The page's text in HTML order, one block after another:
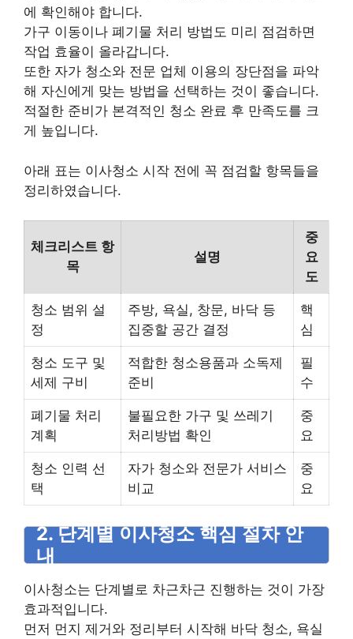
에 확인해야 합니다.
가구 이동이나 폐기물 처리 방법도 미리 점검하면
작업 효율이 올라갑니다.
또한 자가 청소와 전문 업체 이용의 장단점을 파악
해 자신에게 맞는 방법을 선택하는 것이 좋습니다.
적절한 준비가 본격적인 청소 완료 후 만족도를 크
게 높입니다.
아래 표는 이사청소 시작 전에 꼭 점검할 항목들을
정리하였습니다.
체크리스트 항
목
설명
중
요
도
청소 범위 설
정
주방, 욕실, 창문, 바닥 등
집중할 공간 결정
핵
심
청소 도구 및
세제 구비
적합한 청소용품과 소독제
준비
필
수
폐기물 처리
계획
불필요한 가구 및 쓰레기
처리방법 확인
중
요
청소 인력 선
택
자가 청소와 전문가 서비스
비교
중
요
2. 단계별 이사청소 핵심 절차 안
내
이사청소는 단계별로 차근차근 진행하는 것이 가장
효과적입니다.
먼저 먼지 제거와 정리부터 시작해 바닥 청소, 욕실